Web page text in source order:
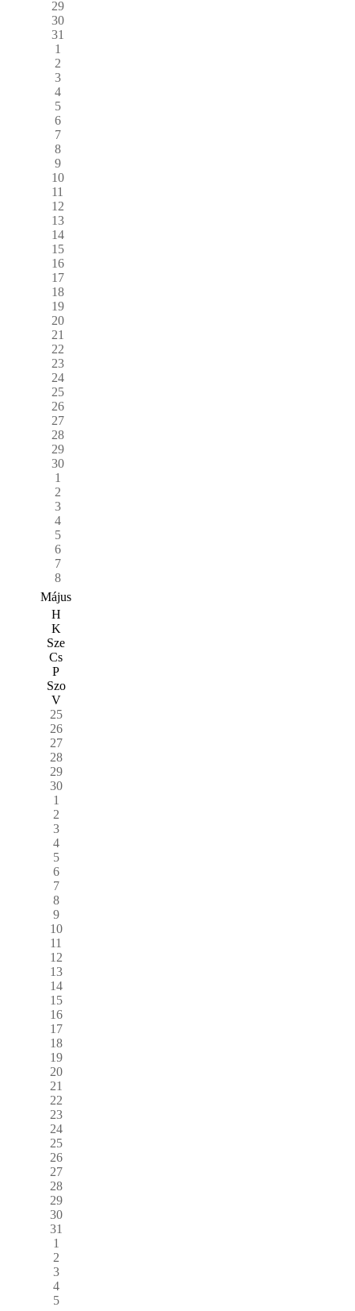
29
30
31
1
2
3
4
5
6
7
8
9
10
11
12
13
14
15
16
17
18
19
20
21
22
23
24
25
26
27
28
29
30
1
2
3
4
5
6
7
8
Május
H
K
Sze
Cs
P
Szo
V
25
26
27
28
29
30
1
2
3
4
5
6
7
8
9
10
11
12
13
14
15
16
17
18
19
20
21
22
23
24
25
26
27
28
29
30
31
1
2
3
4
5